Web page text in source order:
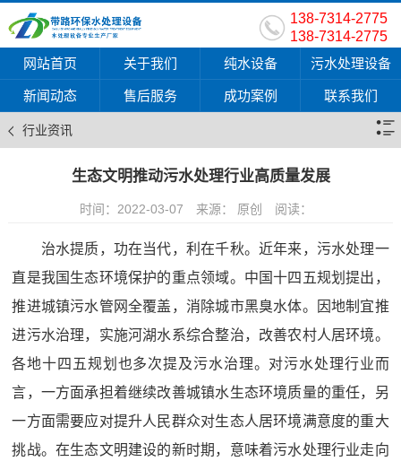
138-7314-2775
138-7314-2775
网站首页
关于我们 纯水设备 污水处理设备
新闻动态 售后服务 成功案例 联系我们
行业资讯
生态文明推动污水处理行业高质量发展
时间：2022-03-07 来源： 原创 阅读：
治水提质，功在当代，利在千秋。近年来，污水处理一
直是我国生态环境保护的重点领域。中国十四五规划提出，
推进城镇污水管网全覆盖，消除城市黑臭水体。因地制宜推
进污水治理，实施河湖水系综合整治，改善农村人居环境。
各地十四五规划也多次提及污水治理。对污水处理行业而
言，一方面承担着继续改善城镇水生态环境质量的重任，另
一方面需要应对提升人民群众对生态人居环境满意度的重大
挑战。在生态文明建设的新时期，意味着污水处理行业走向